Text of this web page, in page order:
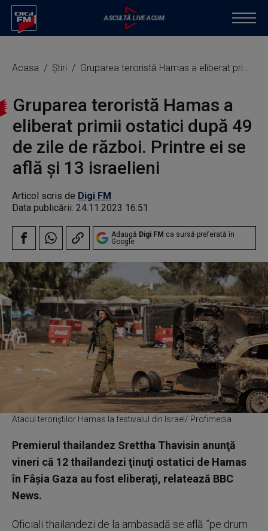
Acasa Știri Gruparea teroristă Hamas a eliberat primii ostatici după 49 de zile de război. Printre ei se află și 13 israelieni
Gruparea teroristă Hamas a
eliberat primii ostatici după 49
de zile de război. Printre ei se
află și 13 israelieni
Articol scris de Digi FM
Data publicării: 24.11.2023 16:51
Adaugă Digi FM ca sursă preferată în
Google
Atacul teroriștilor Hamas la festivalul din Israel/ Profimedia
Premierul thailandez Srettha Thavisin anunţă
vineri că 12 thailandezi ţinuţi ostatici de Hamas
în Fâşia Gaza au fost eliberaţi, relatează BBC
News.
Oficiali thailandezi de la ambasadă se află ”pe drum